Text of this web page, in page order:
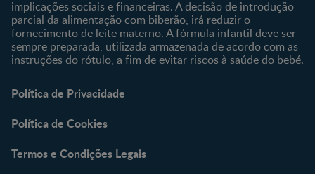
implicações sociais e financeiras. A decisão de introdução
parcial da alimentação com biberão, irá reduzir o
fornecimento de leite materno. A fórmula infantil deve ser
sempre preparada, utilizada armazenada de acordo com as
instruções do rótulo, a fim de evitar riscos à saúde do bebé.
Política de Privacidade
Política de Cookies
Termos e Condições Legais